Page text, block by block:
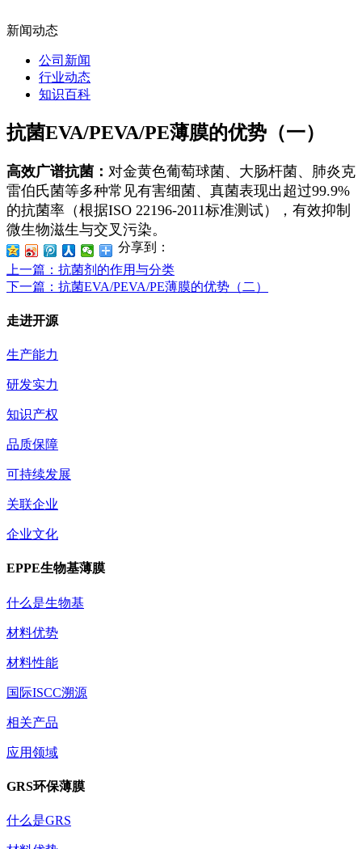
新闻动态
公司新闻
行业动态
知识百科
抗菌EVA/PEVA/PE薄膜的优势（一）
高效广谱抗菌： 对金黄色葡萄球菌、大肠杆菌、肺炎克
雷伯氏菌等多种常见有害细菌、真菌表现出超过99.9%
的抗菌率（根据ISO 22196-2011标准测试），有效抑制
微生物滋生与交叉污染。
分享到：
上一篇 ：抗菌剂的作用与分类
下一篇 ：抗菌EVA/PEVA/PE薄膜的优势（二）
走进开源
生产能力
研发实力
知识产权
品质保障
可持续发展
关联企业
企业文化
EPPE生物基薄膜
什么是生物基
材料优势
材料性能
国际ISCC溯源
相关产品
应用领域
GRS环保薄膜
什么是GRS